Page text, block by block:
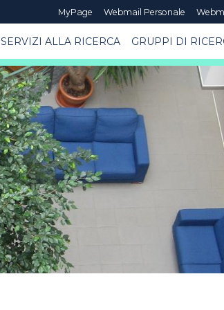
MyPage Webmail Personale
SERVIZI ALLA RICERCA GRUPPI DI